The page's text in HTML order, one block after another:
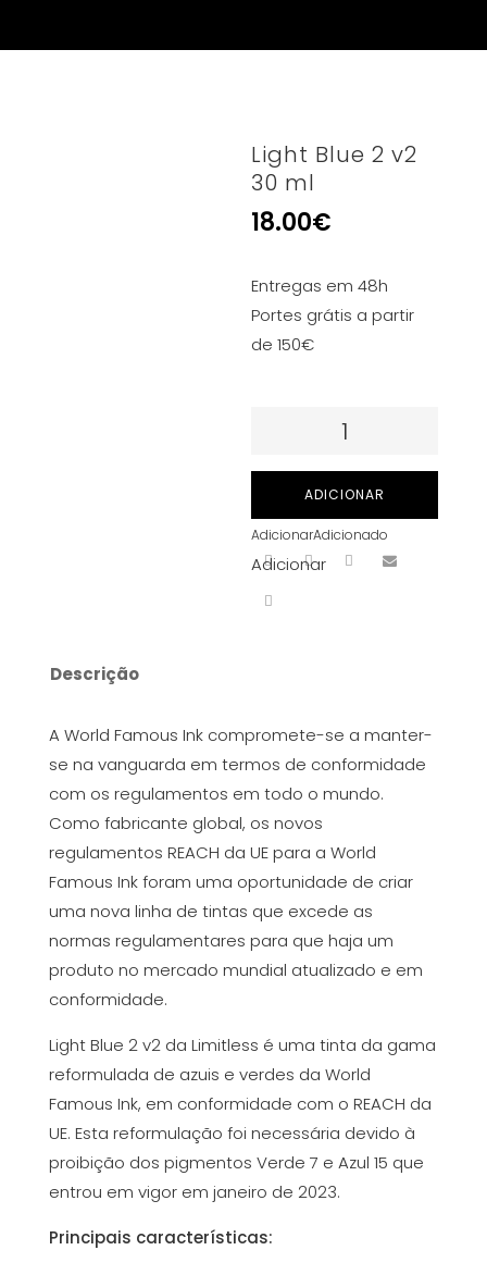
Light Blue 2 v2
30 ml
18.00€
Entregas em 48h
Portes grátis a partir
de 150€
Quantidade
2
v2
30
ADICIONAR
AdicionarAdicionado
Adicionar
Descrição
A World Famous Ink compromete-se a manter-
se na vanguarda em termos de conformidade
com os regulamentos em todo o mundo.
Como fabricante global, os novos
regulamentos REACH da UE para a World
Famous Ink foram uma oportunidade de criar
uma nova linha de tintas que excede as
normas regulamentares para que haja um
produto no mercado mundial atualizado e em
conformidade.
Light Blue 2 v2 da Limitless é uma tinta da gama
reformulada de azuis e verdes da World
Famous Ink, em conformidade com o REACH da
UE. Esta reformulação foi necessária devido à
proibição dos pigmentos Verde 7 e Azul 15 que
entrou em vigor em janeiro de 2023.
Principais características: